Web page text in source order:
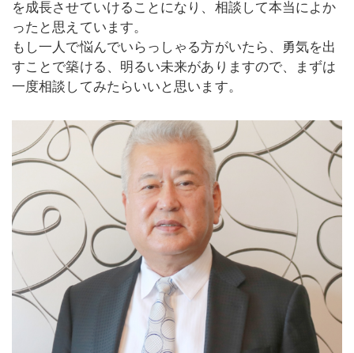
を成長させていけることになり、相談して本当によか
ったと思えています。
もし一人で悩んでいらっしゃる方がいたら、勇気を出
すことで築ける、明るい未来がありますので、まずは
一度相談してみたらいいと思います。